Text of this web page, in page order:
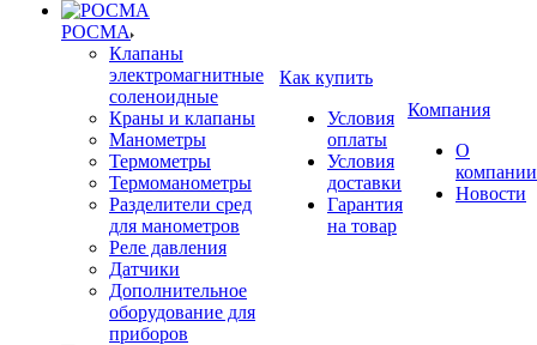
РОСМА
Клапаны
электромагнитные
соленоидные
Краны и клапаны
Манометры
Термометры
Термоманометры
Разделители сред
для манометров
Реле давления
Датчики
Дополнительное
оборудование для
приборов
Как купить
Условия
оплаты
Условия
доставки
Гарантия
на товар
Компания
О
компании
Новости